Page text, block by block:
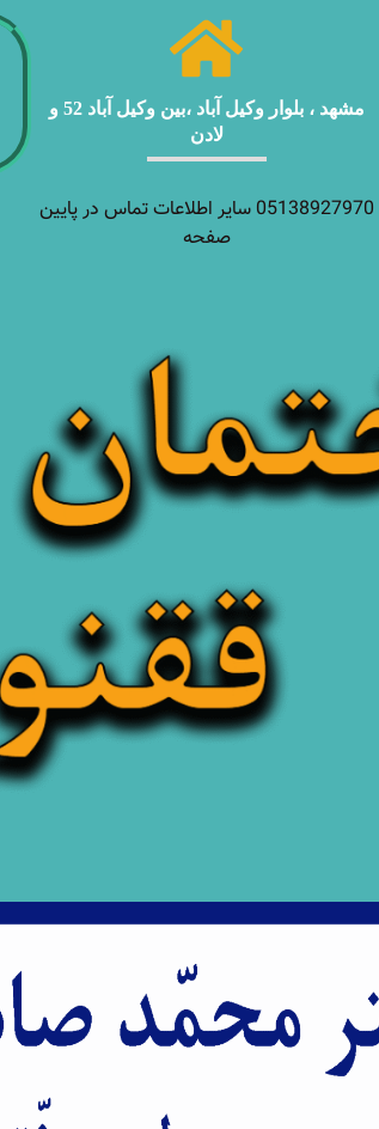
مشهد ، بلوار وکیل آباد ،بین وکیل آباد 52 و
لادن
05138927970 سایر اطلاعات تماس در پایین
صفحه